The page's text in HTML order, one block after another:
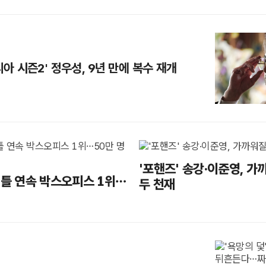
시즌2' 정우성, 9년 만에 복수 재개
연속 박스오피스 1위…
'포핸즈' 송강·이준영, 가
두 천재